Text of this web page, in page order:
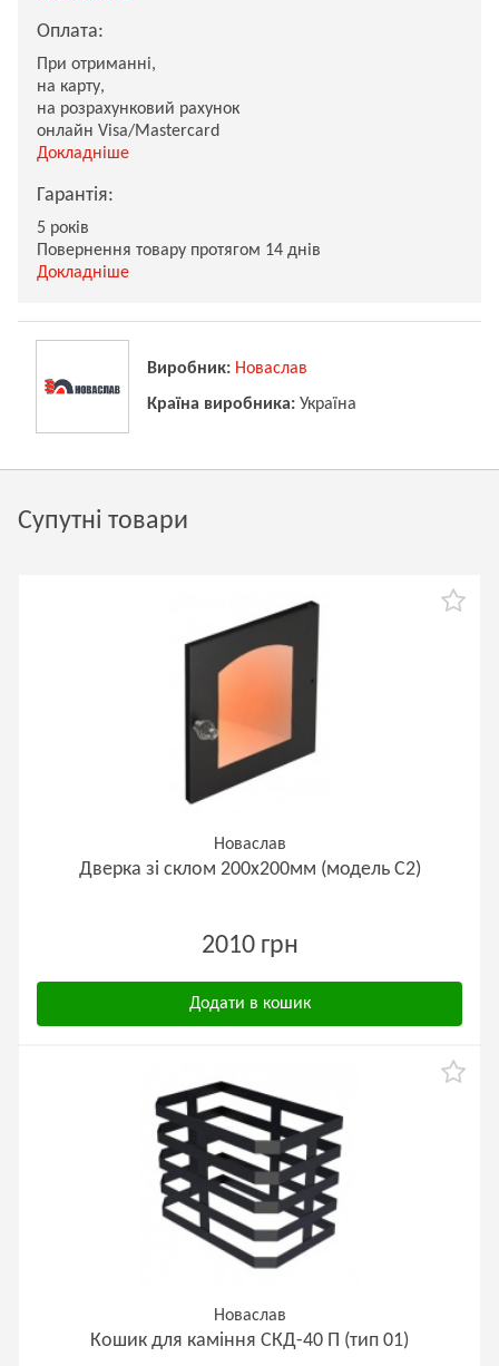
Оплата:
При отриманні,
на карту,
на розрахунковий рахунок
онлайн Visa/Mastercard
Докладніше
Гарантія:
5 років
Повернення товару протягом 14 днів
Докладніше
Виробник: Новаслав
Країна виробника: Україна
Супутні товари
Новаслав
Дверка зі склом 200х200мм (модель С2)
2010 грн
Додати в кошик
Новаслав
Кошик для каміння СКД-40 П (тип 01)